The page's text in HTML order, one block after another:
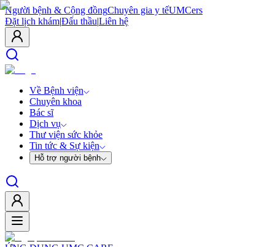
Người bệnh & Cộng đồngChuyên gia y tếUMCers
Đặt lịch khám|Đấu thầu|Liên hệ
Về Bệnh viện
Chuyên khoa
Bác sĩ
Dịch vụ
Thư viện sức khỏe
Tin tức & Sự kiện
Hỗ trợ người bệnh